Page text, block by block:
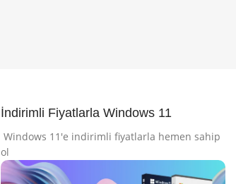
İndirimli Fiyatlarla Windows 11
Windows 11'e indirimli fiyatlarla hemen sahip
ol